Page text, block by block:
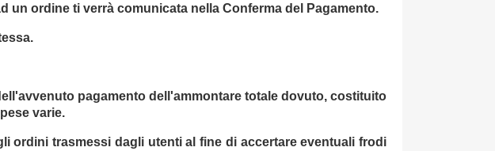
un ordine ti verrà comunicata nella Conferma del Pagamento.
pagamento dell'ammontare totale dovuto, costituito
varie.
ordini trasmessi dagli utenti al fine di accertare eventuali frodi